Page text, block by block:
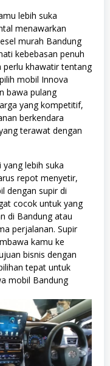
lebih suka
menawarkan
murah Bandung
kebebasan penuh
perlu khawatir tentang
mobil Innova
bawa pulang
yang kompetitif,
berkendara
terawat dengan
lebih suka
repot menyetir,
dengan supir di
cocok untuk yang
di Bandung atau
perjalanan. Supir
kamu ke
bisnis dengan
tepat untuk
mobil Bandung